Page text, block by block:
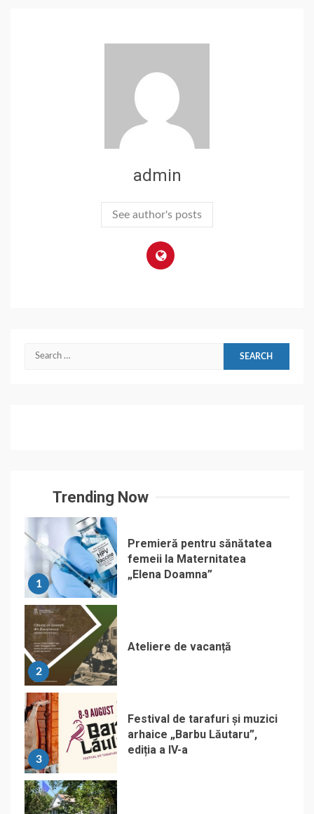
admin
See author's posts
Search
Trending Now
1
Premieră pentru sănătatea
femeii la Maternitatea
„Elena Doamna”
2
Ateliere de vacanță
3
Festival de tarafuri și muzici
arhaice „Barbu Lăutaru”,
ediția a IV-a